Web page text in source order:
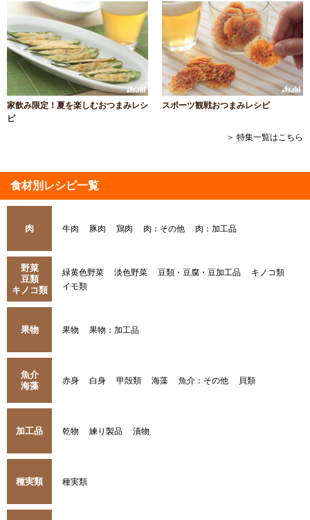
家飲み限定！夏を楽しむおつまみレシ
ピ
スポーツ観戦おつまみレシピ
＞ 特集一覧はこちら
食材別レシピ一覧
肉 牛肉 豚肉 鶏肉 肉：その他 肉：加工品
野菜
豆類
キノコ類
緑黄色野菜 淡色野菜 豆類・豆腐・豆加工品
キノコ類
イモ類
果物 果物 果物：加工品
魚介
海藻
赤身 白身 甲殻類 海藻 魚介：その他 貝類
加工品 乾物 練り製品 漬物
種実類 種実類